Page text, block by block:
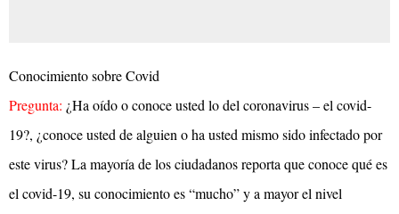
Conocimiento sobre Covid
Pregunta: ¿Ha oído o conoce usted lo del coronavirus – el covid-
19?, ¿conoce usted de alguien o ha usted mismo sido infectado por
este virus? La mayoría de los ciudadanos reporta que conoce qué es
el covid-19, su conocimiento es “mucho” y a mayor el nivel